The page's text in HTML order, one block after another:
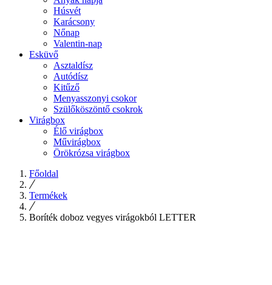
Húsvét
Karácsony
Nőnap
Valentin-nap
Esküvő
Asztaldísz
Autódísz
Kitűző
Menyasszonyi csokor
Szülőköszöntő csokrok
Virágbox
Élő virágbox
Művirágbox
Örökrózsa virágbox
Főoldal
Termékek
Boríték doboz vegyes virágokból LETTER